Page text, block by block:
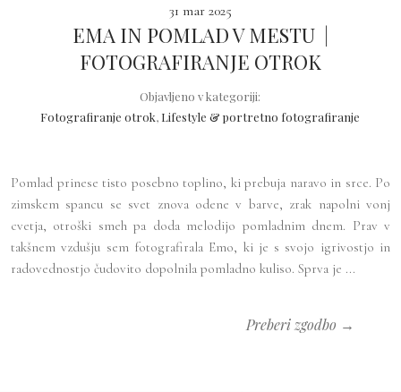
31 mar 2025
EMA IN POMLAD V MESTU |
FOTOGRAFIRANJE OTROK
Objavljeno v kategoriji:
Fotografiranje otrok, Lifestyle & portretno fotografiranje
Pomlad prinese tisto posebno toplino, ki prebuja naravo in srce. Po
zimskem spancu se svet znova odene v barve, zrak napolni vonj
cvetja, otroški smeh pa doda melodijo pomladnim dnem. Prav v
takšnem vzdušju sem fotografirala Emo, ki je s svojo igrivostjo in
radovednostjo čudovito dopolnila pomladno kuliso. Sprva je ...
Preberi zgodbo →